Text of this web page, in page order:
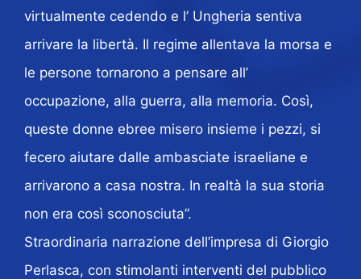
virtualmente cedendo e l’ Ungheria sentiva
arrivare la libertà. Il regime allentava la morsa e
le persone tornarono a pensare all’
occupazione, alla guerra, alla memoria. Così,
queste donne ebree misero insieme i pezzi, si
fecero aiutare dalle ambasciate israeliane e
arrivarono a casa nostra. In realtà la sua storia
non era così sconosciuta”.
Straordinaria narrazione dell’impresa di Giorgio
Perlasca, con stimolanti interventi del pubblico